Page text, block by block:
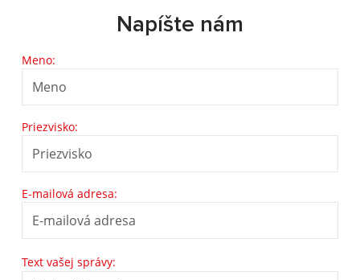
Napíšte nám
Meno:
Priezvisko:
E-mailová adresa:
Text vašej správy: